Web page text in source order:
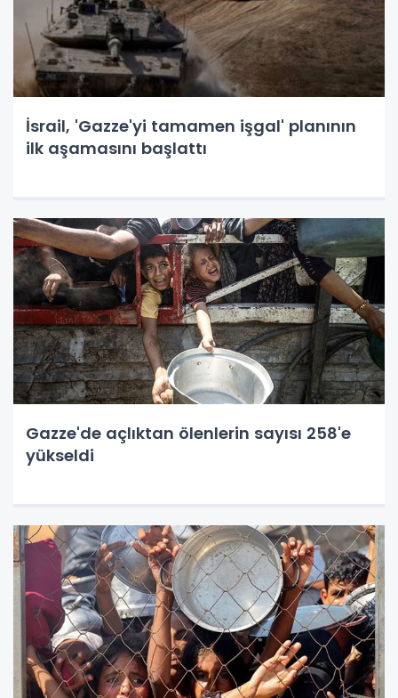
İsrail, 'Gazze'yi tamamen işgal' planının
ilk aşamasını başlattı
Gazze'de açlıktan ölenlerin sayısı 258'e
yükseldi